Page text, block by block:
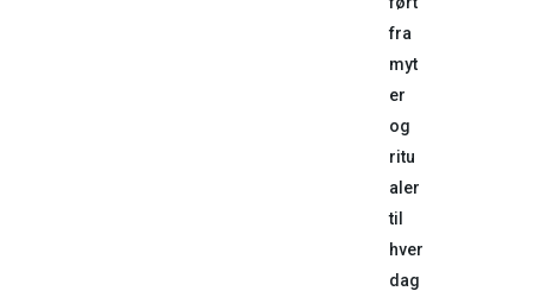
fra
myt
er
og
ritu
aler
til
hver
dag